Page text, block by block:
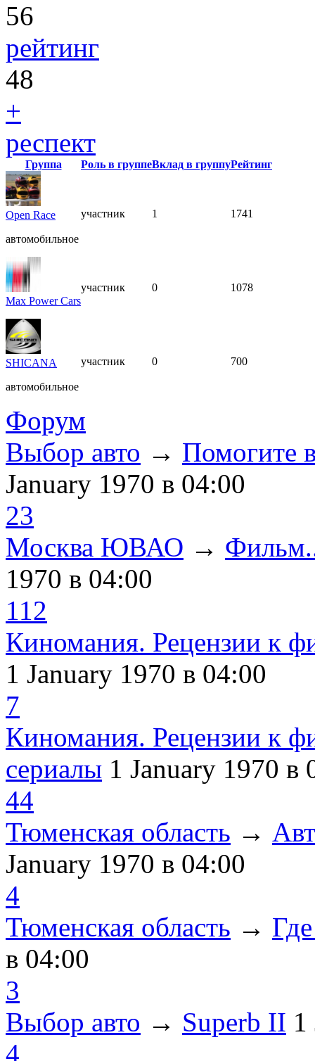
56
рейтинг
48
+
респект
Группа Роль в группеВклад в группуРейтинг
Open Race
автомобильное
участник 1 1741
Max Power Cars
участник 0 1078
SHICANA
автомобильное
участник 0 700
Форум
Выбор авто → Помогите
January 1970 в 04:00
23
Москва ЮВАО →
1970 в 04:00
112
Киномания. Рецензии к
1 January 1970 в 04:00
7
Киномания. Рецензии к
сериалы 1 January 1970 в
44
Тюменская область →
January 1970 в 04:00
4
Тюменская область →
в 04:00
3
Выбор авто → Superb II
4